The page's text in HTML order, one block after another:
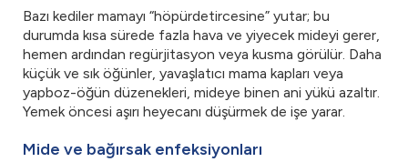
Bazı kediler mamayı “höpürdetircesine” yutar; bu
durumda kısa sürede fazla hava ve yiyecek mideyi gerer,
hemen ardından regürjitasyon veya kusma görülür. Daha
küçük ve sık öğünler, yavaşlatıcı mama kapları veya
yapboz-öğün düzenekleri, mideye binen ani yükü azaltır.
Yemek öncesi aşırı heyecanı düşürmek de işe yarar.
Mide ve bağırsak enfeksiyonları